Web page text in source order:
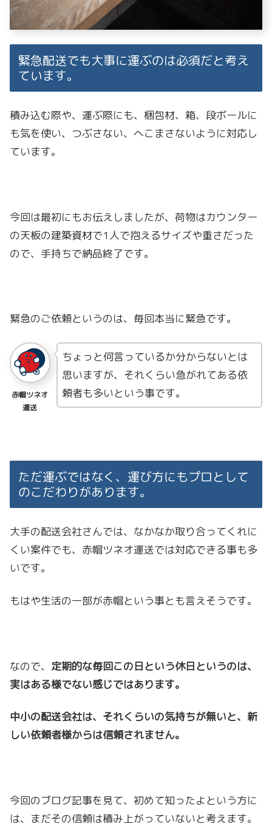
緊急配送でも大事に運ぶのは必須だと考え
ています。
積み込む際や、運ぶ際にも、梱包材、箱、段ボールに
も気を使い、つぶさない、へこまさないように対応し
ています。
今回は最初にもお伝えしましたが、荷物はカウンター
の天板の建築資材で1人で抱えるサイズや重さだった
ので、手持ちで納品終了です。
緊急のご依頼というのは、毎回本当に緊急です。
赤帽ツネオ
運送
ちょっと何言っているか分からないとは
思いますが、それくらい急がれてある依
頼者も多いという事です。
ただ運ぶではなく、運び方にもプロとして
のこだわりがあります。
大手の配送会社さんでは、なかなか取り合ってくれに
くい案件でも、赤帽ツネオ運送では対応できる事も多
いです。
もはや生活の一部が赤帽という事とも言えそうです。
なので、 定期的な毎回この日という休日というのは、
実はある様でない感じではあります。
中小の配送会社は、それくらいの気持ちが無いと、新
しい依頼者様からは信頼されません。
今回のブログ記事を見て、初めて知ったよという方に
は、まだその信頼は積み上がっていないと考えます。